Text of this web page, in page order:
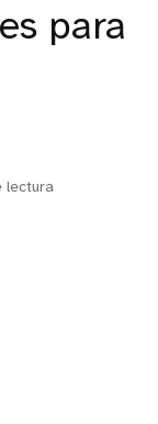
para
lectura